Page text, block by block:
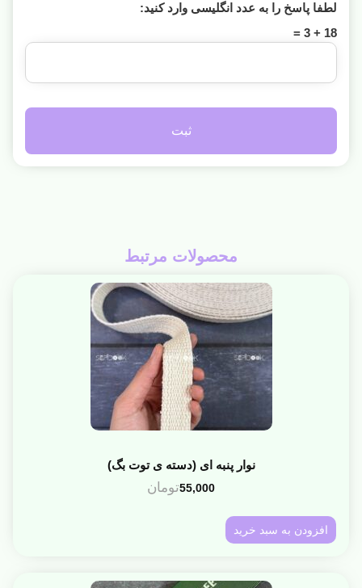
لطفا پاسخ را به عدد انگلیسی وارد کنید:
18 + 3 =
محصولات مرتبط
نوار پنبه ای (دسته ی توت بگ)
55,000تومان
افزودن به سبد خرید